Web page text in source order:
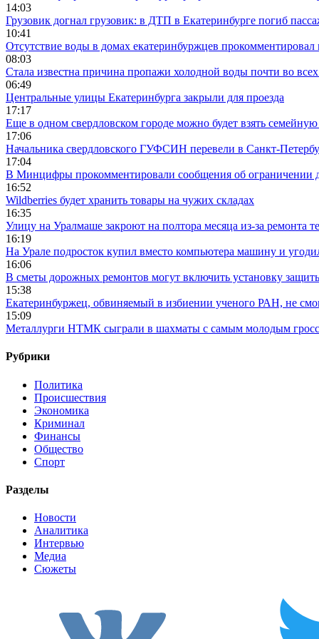
14:03
Грузовик догнал грузовик: в ДТП в Екатеринбурге погиб
10:41
Отсутствие воды в домах екатеринбуржцев прокомментировал
08:03
Стала известна причина пропажи холодной воды почти во
06:49
Центральные улицы Екатеринбурга закрыли для проезда
17:17
Еще в одном свердловском городе можно будет взять
17:06
Начальника свердловского ГУФСИН перевели в Санкт-
17:04
В Минцифры прокомментировали сообщения об ограничении
16:52
Wildberries будет хранить товары на чужих складах
16:35
Улицу на Уралмаше закроют на полтора месяца из-за ремонта
16:19
На Урале подросток купил вместо компьютера машину и
16:06
В сметы дорожных ремонтов могут включить установку
15:38
Екатеринбуржец, обвиняемый в избиении ученого РАН, не
15:09
Металлурги НТМК сыграли в шахматы с самым молодым
Рубрики
Политика
Происшествия
Экономика
Криминал
Финансы
Общество
Спорт
Разделы
Новости
Аналитика
Интервью
Медиа
Сюжеты